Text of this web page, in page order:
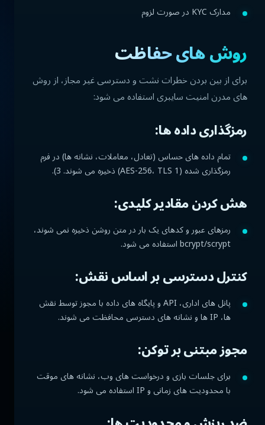
مدارک KYC در صورت لزوم
روش های حفاظت
برای از بین بردن خطرات نشت و دسترسی غیر مجاز، از روش
های مدرن امنیت سایبری استفاده می شود:
رمزگذاری داده ها:
تمام داده های حساس (تعادل، معاملات، نشانه ها) در فرم
رمزگذاری شده (AES-256، TLS 1) ذخیره می شوند. 3).
هش کردن مقادیر کلیدی:
رمزهای عبور و کدهای یک بار در متن روشن ذخیره نمی شوند،
bcrypt/scrypt استفاده می شود.
کنترل دسترسی بر اساس نقش:
پانل های اداری، API و پایگاه های داده با مجوز توسط نقش
ها، IP ها و نشانه های دسترسی محافظت می شوند.
مجوز مبتنی بر توکن:
برای جلسات بازی و درخواست های وب، نشانه های موقت
با محدودیت های زمانی و IP استفاده می شود.